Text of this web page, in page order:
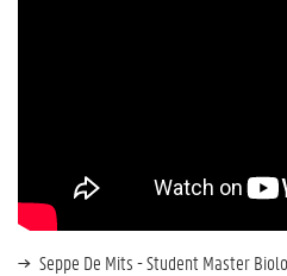
Seppe De Mits - Student Master